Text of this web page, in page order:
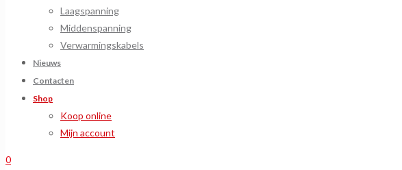
Laagspanning
Middenspanning
Verwarmingskabels
Nieuws
Contacten
Shop
Koop online
Mijn account
0